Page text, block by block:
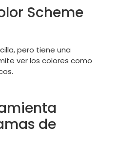
Scheme
pero tiene una
ver los colores como
de